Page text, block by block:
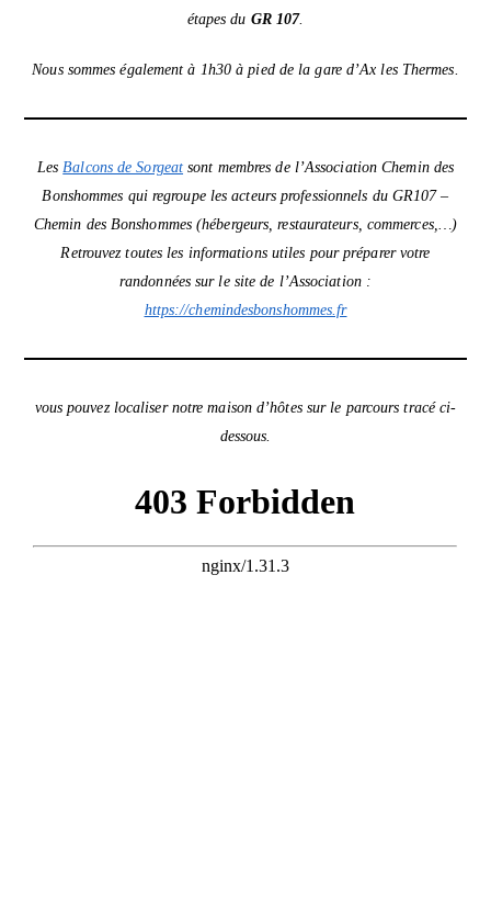
étapes du GR 107.
Nous sommes également à 1h30 à pied de la gare d’Ax les Thermes.
Les Balcons de Sorgeat sont membres de l’Association Chemin des
Bonshommes qui regroupe les acteurs professionnels du GR107 –
Chemin des Bonshommes (hébergeurs, restaurateurs, commerces,…)
Retrouvez toutes les informations utiles pour préparer votre
randonnées sur le site de l’Association :
https://chemindesbonshommes.fr
vous pouvez localiser notre maison d’hôtes sur le parcours tracé ci-
dessous.